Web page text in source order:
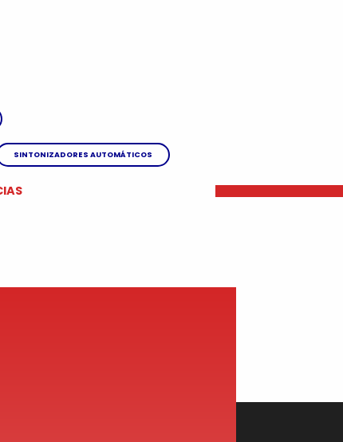
SINTONIZADORES AUTOMÁTICOS